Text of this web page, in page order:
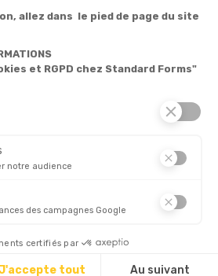

allez dans le pied de page du site
et RGPD chez Standard Forms"
notre audience
des campagnes Google
certifiés par
tout Au suivant